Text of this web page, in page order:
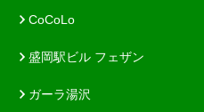
CoCoLo
盛岡駅ビル フェザン
ガーラ湯沢